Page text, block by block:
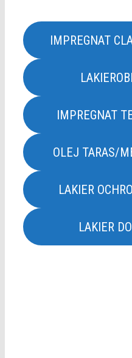
IMPREGNAT
IMPREGNAT
OLEJ TARAS/
LAKIER
LAKIER